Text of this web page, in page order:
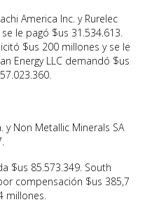
America Inc. y Rurelec
le pagó $us 31.534.613.
$us 200 millones y se le
Energy LLC demandó $us
Non Metallic Minerals SA
$us 85.573.349. South
compensación $us 385,7
millones.